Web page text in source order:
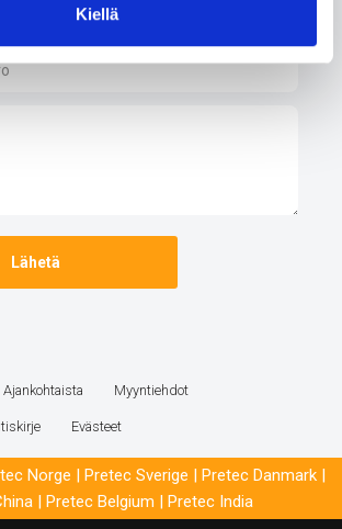
Kiellä
Ajankohtaista Myyntiehdot
Evästeet
Norge | Pretec Sverige | Pretec Danmark |
| Pretec Belgium | Pretec India